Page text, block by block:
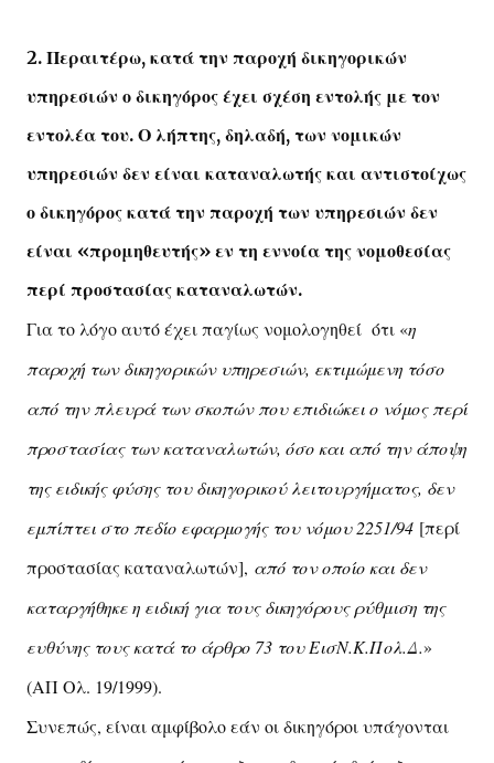
2. Περαιτέρω, κατά την παροχή δικηγορικών
υπηρεσιών ο δικηγόρος έχει σχέση εντολής με τον
εντολέα του. Ο λήπτης, δηλαδή, των νομικών
υπηρεσιών δεν είναι καταναλωτής και αντιστοίχως
ο δικηγόρος κατά την παροχή των υπηρεσιών δεν
είναι «προμηθευτής» εν τη εννοία της νομοθεσίας
περί προστασίας καταναλωτών.
Για το λόγο αυτό έχει παγίως νομολογηθεί ότι «η
παροχή των δικηγορικών υπηρεσιών, εκτιμώμενη τόσο
από την πλευρά των σκοπών που επιδιώκει ο νόμος περί
προστασίας των καταναλωτών, όσο και από την άποψη
της ειδικής φύσης του δικηγορικού λειτουργήματος, δεν
εμπίπτει στο πεδίο εφαρμογής του νόμου 2251/94 [περί
προστασίας καταναλωτών], από τον οποίο και δεν
καταργήθηκε η ειδική για τους δικηγόρους ρύθμιση της
ευθύνης τους κατά το άρθρο 73 του ΕισΝ.Κ.Πολ.Δ.»
(ΑΠ Ολ. 19/1999).
Συνεπώς, είναι αμφίβολο εάν οι δικηγόροι υπάγονται